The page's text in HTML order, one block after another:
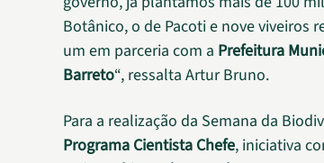
Botânico, o de Pacoti e nove viveiros
um em parceria com a Prefeitura
Barreto“, ressalta Artur Bruno.
Para a realização da Semana da
Programa Cientista Chefe, iniciativa